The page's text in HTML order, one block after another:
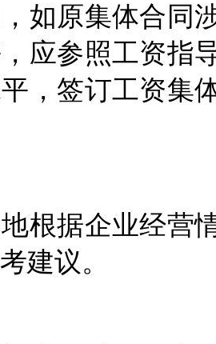
如原集体合同
应参照工资指
，签订工资集
根据企业经营
建议。